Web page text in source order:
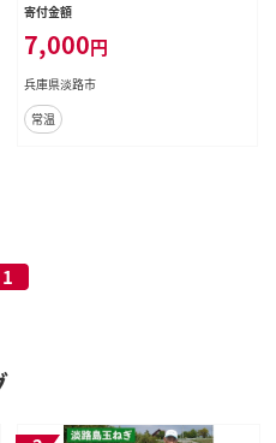
寄付金額
7,000円
兵庫県淡路市
常温
1